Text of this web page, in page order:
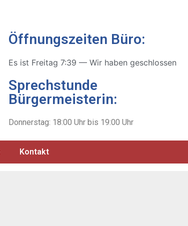
Öffnungszeiten Büro:
Es ist Freitag 7:39 —Wir haben geschlossen
Sprechstunde
Bürgermeisterin:
Donnerstag: 18:00 Uhr bis 19:00 Uhr
Kontakt